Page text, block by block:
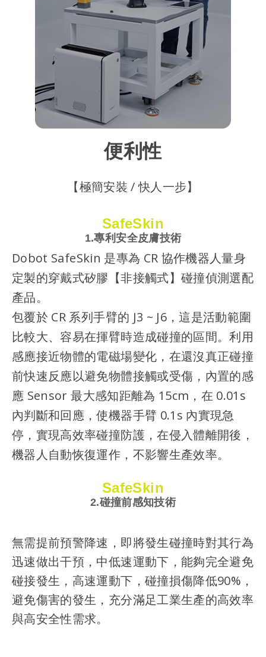
便利性
【極簡安裝 / 快人一步】
SafeSkin
1.專利安全皮膚技術
Dobot SafeSkin 是專為 CR 協作機器人量身
定製的穿戴式矽膠【非接觸式】碰撞偵測選配
產品。
包覆於 CR 系列手臂的 J3 ~ J6，這是活動範圍
比較大、容易在揮臂時造成碰撞的區間。利用
感應接近物體的電磁場變化，在還沒真正碰撞
前快速反應以避免物體接觸或受傷，內置的感
應 Sensor 最大感知距離為 15cm，在 0.01s
內判斷和回應，使機器手臂 0.1s 內實現急
停，實現高效率碰撞防護，在侵入體離開後，
機器人自動恢復運作，不影響生產效率。
SafeSkin
2.碰撞前感知技術
無需提前預警降速，即將發生碰撞時對其行為
迅速做出干預，中低速運動下，能夠完全避免
碰接發生，高速運動下，碰撞損傷降低90%，
避免傷害的發生，充分滿足工業生產的高效率
與高安全性需求。